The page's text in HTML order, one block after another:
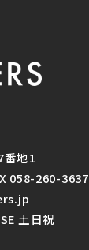
番地1
058-260-3637
土日祝